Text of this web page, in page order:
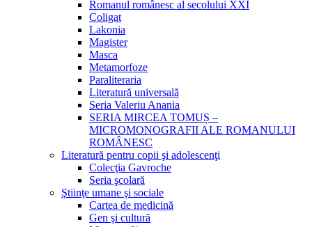
Romanul românesc al secolului XXI
Coligat
Lakonia
Magister
Masca
Metamorfoze
Paraliteraria
Literatură universală
Seria Valeriu Anania
SERIA MIRCEA TOMUȘ –
MICROMONOGRAFII ALE ROMANULUI
ROMÂNESC
Literatură pentru copii şi adolescenţi
Colecţia Gavroche
Seria şcolară
Ştiinţe umane şi sociale
Cartea de medicină
Gen şi cultură